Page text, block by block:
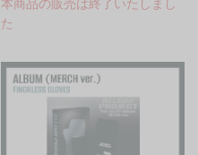
本商品の販売は終了いたしまし
た